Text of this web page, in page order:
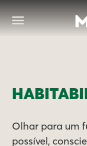
Olhar para um
possível,